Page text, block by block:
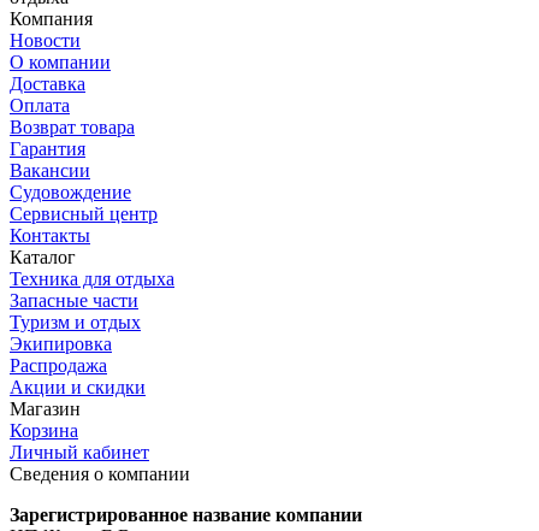
Компания
Новости
О компании
Доставка
Оплата
Возврат товара
Гарантия
Вакансии
Судовождение
Сервисный центр
Контакты
Каталог
Техника для отдыха
Запасные части
Туризм и отдых
Экипировка
Распродажа
Акции и скидки
Магазин
Корзина
Личный кабинет
Сведения о компании
Зарегистрированное название компании